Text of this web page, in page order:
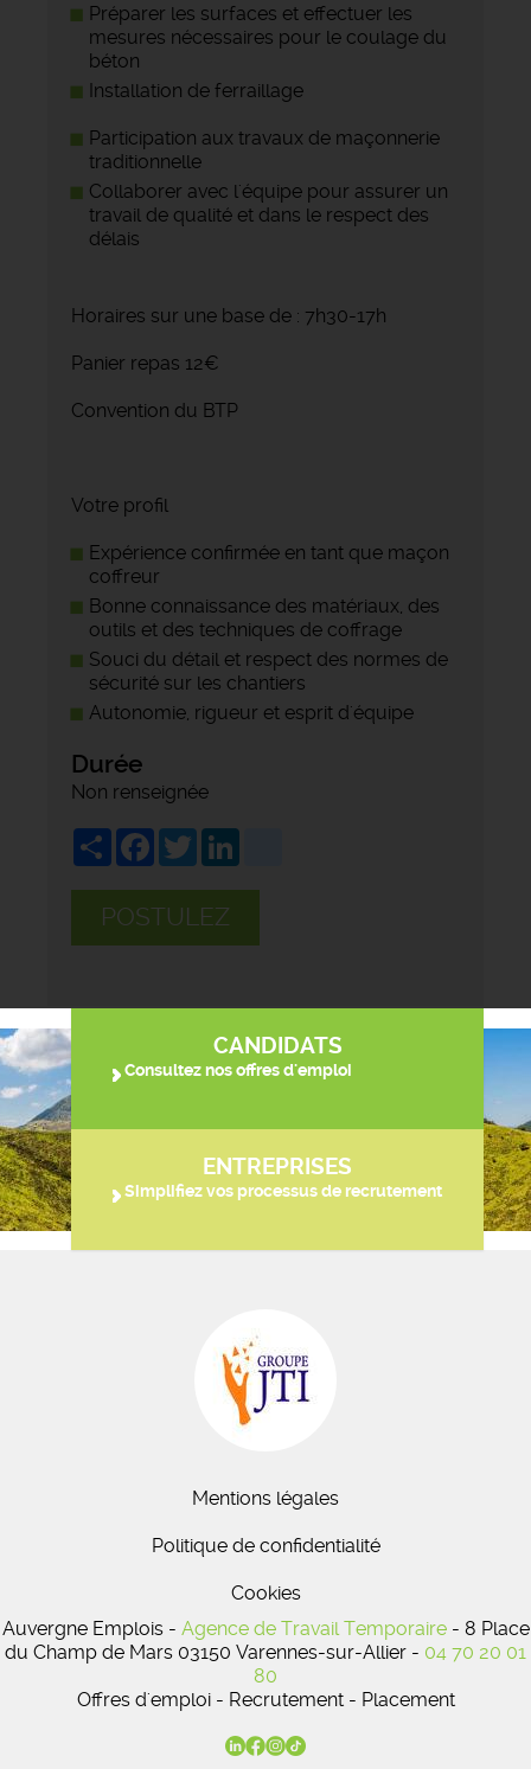
Préparer les surfaces et effectuer les
mesures nécessaires pour le coulage du
béton
Installation de ferraillage
Participation aux travaux de maçonnerie
traditionnelle
Collaborer avec l'équipe pour assurer un
travail de qualité et dans le respect des
délais
Horaires sur une base de : 7h30-17h
Panier repas 12€
Convention du BTP
Votre profil
Expérience confirmée en tant que maçon
coffreur
Bonne connaissance des matériaux, des
outils et des techniques de coffrage
Souci du détail et respect des normes de
sécurité sur les chantiers
Autonomie, rigueur et esprit d'équipe
Durée
Non renseignée
ShareFacebook
Twitter
POSTULEZ
CANDIDATS
Consultez nos offres d'emploi
ENTREPRISES
Simplifiez vos processus de recrutement
Mentions légales
Politique de confidentialité
Cookies
Auvergne Emplois - Agence de Travail Temporaire- 8 Place
du Champ de Mars 03150 Varennes-sur-Allier - 04 70 20 01
80
Offres d'emploi - Recrutement - Placement